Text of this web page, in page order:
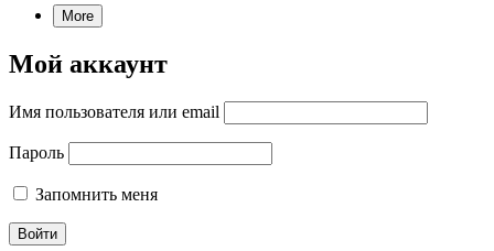
More
Мой аккаунт
Имя пользователя или email
Пароль
Запомнить меня